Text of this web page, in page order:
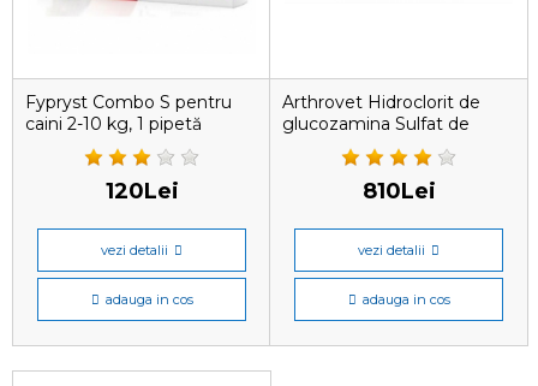
Fypryst Combo S pentru
caini 2-10 kg, 1 pipetă
120Lei
vezi detalii
adauga in cos
Arthrovet Hidroclorit de
glucozamina Sulfat de
condroitina Hialuronat de
sodiu Vitamina C Tratarea
810Lei
vezi detalii
adauga in cos